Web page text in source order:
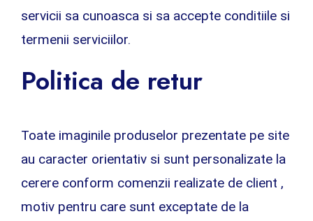
servicii sa cunoasca si sa accepte conditiile si
termenii serviciilor.
Politica de retur
Toate imaginile produselor prezentate pe site
au caracter orientativ si sunt personalizate la
cerere conform comenzii realizate de client ,
motiv pentru care sunt exceptate de la